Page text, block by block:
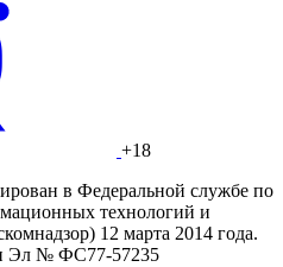
+18
в Федеральной службе по
технологий и
12 марта 2014 года.
Эл № ФС77-57235